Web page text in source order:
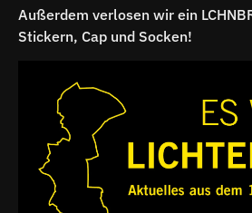
Außerdem verlosen wir ein
Stickern, Cap und Socken!